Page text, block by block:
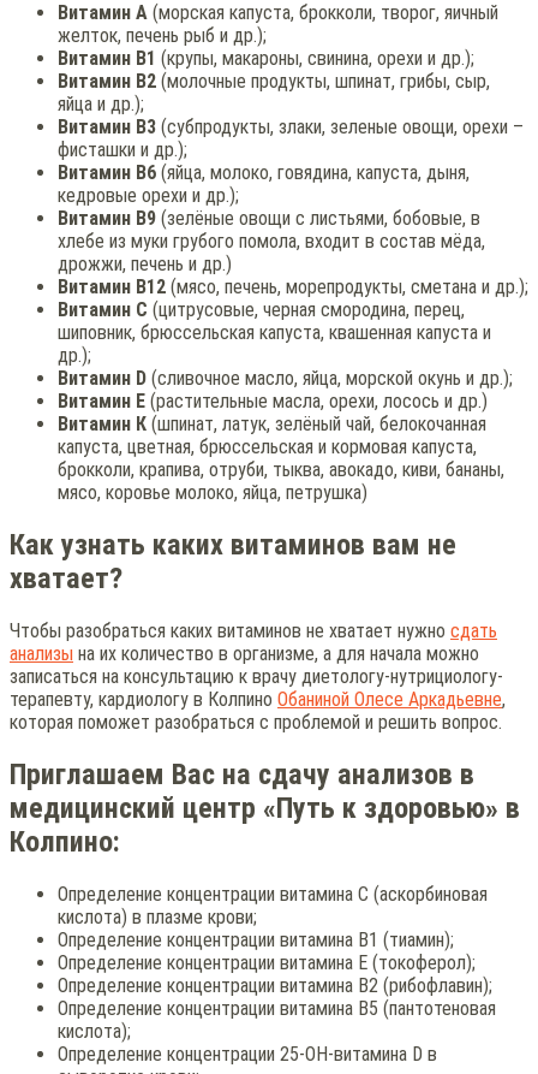
Витамин А (морская капуста, брокколи, творог, яичный
желток, печень рыб и др.);
Витамин В1 (крупы, макароны, свинина, орехи и др.);
Витамин В2 (молочные продукты, шпинат, грибы, сыр,
яйца и др.);
Витамин В3 (субпродукты, злаки, зеленые овощи, орехи –
фисташки и др.);
Витамин В6 (яйца, молоко, говядина, капуста, дыня,
кедровые орехи и др.);
Витамин В9 (зелёные овощи с листьями, бобовые, в
хлебе из муки грубого помола, входит в состав мёда,
дрожжи, печень и др.)
Витамин В12 (мясо, печень, морепродукты, сметана и др.);
Витамин С (цитрусовые, черная смородина, перец,
шиповник, брюссельская капуста, квашенная капуста и
др.);
Витамин D (сливочное масло, яйца, морской окунь и др.);
Витамин Е (растительные масла, орехи, лосось и др.)
Витамин К (шпинат, латук, зелёный чай, белокочанная
капуста, цветная, брюссельская и кормовая капуста,
брокколи, крапива, отруби, тыква, авокадо, киви, бананы,
мясо, коровье молоко, яйца, петрушка)
Как узнать каких витаминов вам не
хватает?
Чтобы разобраться каких витаминов не хватает нужно сдать
анализы на их количество в организме, а для начала можно
записаться на консультацию к врачу диетологу-нутрициологу-
терапевту, кардиологу в Колпино Обаниной Олесе Аркадьевне,
которая поможет разобраться с проблемой и решить вопрос.
Приглашаем Вас на сдачу анализов в
медицинский центр «Путь к здоровью» в
Колпино:
Определение концентрации витамина С (аскорбиновая
кислота) в плазме крови;
Определение концентрации витамина В1 (тиамин);
Определение концентрации витамина Е (токоферол);
Определение концентрации витамина В2 (рибофлавин);
Определение концентрации витамина В5 (пантотеновая
кислота);
Определение концентрации 25-ОН-витамина D в